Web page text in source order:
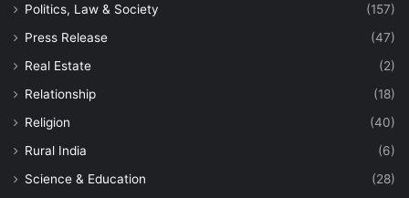
Politics, Law & Society
(157)
Press Release
(47)
Real Estate
(2)
Relationship
(18)
Religion
(40)
Rural India
(6)
Science & Education
(28)